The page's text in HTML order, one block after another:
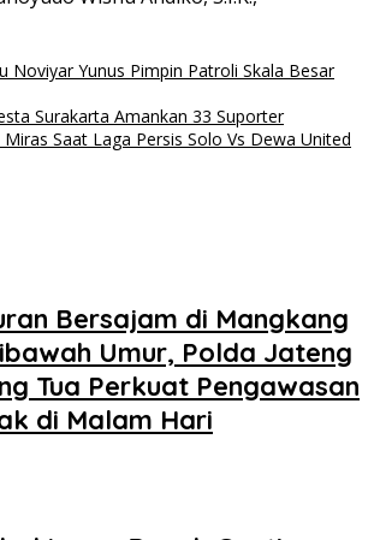
Noviyar Yunus Pimpin Patroli Skala Besar
Surakarta Amankan 33 Suporter
Saat Laga Persis Solo Vs Dewa United
Bersajam di Mangkang
Umur, Polda Jateng
Tua Perkuat Pengawasan
di Malam Hari